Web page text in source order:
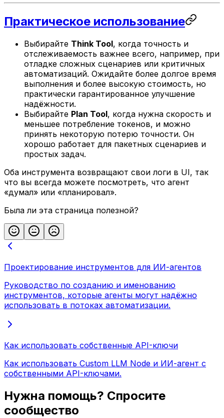
Практическое использование
Выбирайте Think Tool, когда точность и
отслеживаемость важнее всего, например, при
отладке сложных сценариев или критичных
автоматизаций. Ожидайте более долгое время
выполнения и более высокую стоимость, но
практически гарантированное улучшение
надёжности.
Выбирайте Plan Tool, когда нужна скорость и
меньшее потребление токенов, и можно
принять некоторую потерю точности. Он
хорошо работает для пакетных сценариев и
простых задач.
Оба инструмента возвращают свои логи в UI, так
что вы всегда можете посмотреть, что агент
«думал» или «планировал».
Была ли эта страница полезной?
Проектирование инструментов для ИИ-агентов
Руководство по созданию и именованию
инструментов, которые агенты могут надёжно
использовать в потоках автоматизации.
Как использовать собственные API-ключи
Как использовать Custom LLM Node и ИИ-агент с
собственными API-ключами.
Нужна помощь? Спросите
сообщество